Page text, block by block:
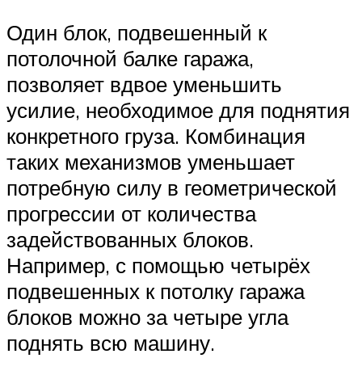
Один блок, подвешенный к
потолочной балке гаража,
позволяет вдвое уменьшить
усилие, необходимое для поднятия
конкретного груза. Комбинация
таких механизмов уменьшает
потребную силу в геометрической
прогрессии от количества
задействованных блоков.
Например, с помощью четырёх
подвешенных к потолку гаража
блоков можно за четыре угла
поднять всю машину.